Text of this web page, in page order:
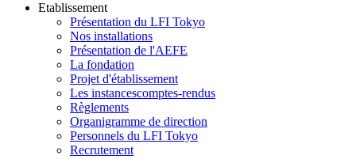
Etablissement
Présentation du LFI Tokyo
Nos installations
Présentation de l'AEFE
La fondation
Projet d'établissement
Les instancescomptes-rendus
Règlements
Organigramme de direction
Personnels du LFI Tokyo
Recrutement